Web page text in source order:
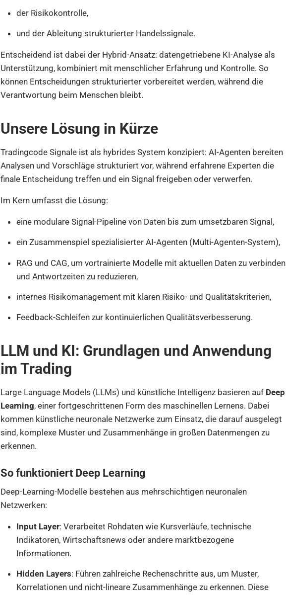
der Risikokontrolle,
und der Ableitung strukturierter Handelssignale.
Entscheidend ist dabei der Hybrid-Ansatz: datengetriebene KI-Analyse als
Unterstützung, kombiniert mit menschlicher Erfahrung und Kontrolle. So
können Entscheidungen strukturierter vorbereitet werden, während die
Verantwortung beim Menschen bleibt.
Unsere Lösung in Kürze
Tradingcode Signale ist als hybrides System konzipiert: AI-Agenten bereiten
Analysen und Vorschläge strukturiert vor, während erfahrene Experten die
finale Entscheidung treffen und ein Signal freigeben oder verwerfen.
Im Kern umfasst die Lösung:
eine modulare Signal-Pipeline von Daten bis zum umsetzbaren Signal,
ein Zusammenspiel spezialisierter AI-Agenten (Multi-Agenten-System),
RAG und CAG, um vortrainierte Modelle mit aktuellen Daten zu verbinden
und Antwortzeiten zu reduzieren,
internes Risikomanagement mit klaren Risiko- und Qualitätskriterien,
Feedback-Schleifen zur kontinuierlichen Qualitätsverbesserung.
LLM und KI: Grundlagen und Anwendung
im Trading
Large Language Models (LLMs) und künstliche Intelligenz basieren auf Deep
Learning, einer fortgeschrittenen Form des maschinellen Lernens. Dabei
kommen künstliche neuronale Netzwerke zum Einsatz, die darauf ausgelegt
sind, komplexe Muster und Zusammenhänge in großen Datenmengen zu
erkennen.
So funktioniert Deep Learning
Deep-Learning-Modelle bestehen aus mehrschichtigen neuronalen
Netzwerken:
Input Layer: Verarbeitet Rohdaten wie Kursverläufe, technische
Indikatoren, Wirtschaftsnews oder andere marktbezogene
Informationen.
Hidden Layers: Führen zahlreiche Rechenschritte aus, um Muster,
Korrelationen und nicht-lineare Zusammenhänge zu erkennen. Diese